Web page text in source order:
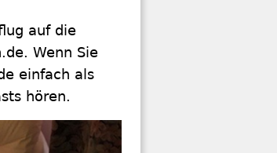
auf die
Wenn Sie
einfach als
hören.